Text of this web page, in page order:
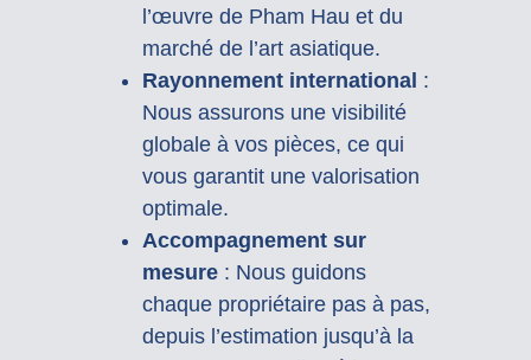
l’œuvre de Pham Hau et du
marché de l’art asiatique.
Rayonnement international :
Nous assurons une visibilité
globale à vos pièces, ce qui
vous garantit une valorisation
optimale.
Accompagnement sur
mesure: Nous guidons
chaque propriétaire pas à pas,
depuis l’estimation jusqu’à la